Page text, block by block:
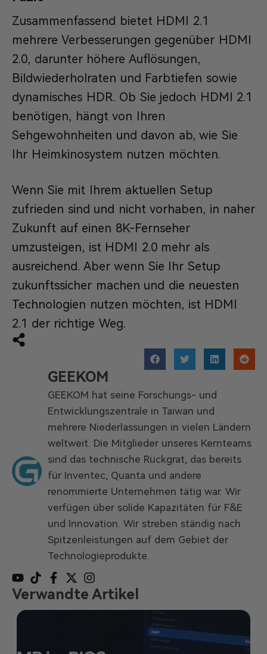
Zusammenfassend bietet HDMI 2.1
mehrere Verbesserungen gegenüber HDMI
2.0, darunter höhere Auflösungen,
Bildwiederholraten und Farbtiefen sowie
dynamisches HDR. Ob Sie jedoch HDMI 2.1
benötigen, hängt von Ihren
Sehgewohnheiten und davon ab, wie Sie
Ihr Heimkinosystem nutzen möchten.
Wenn Sie mit Ihrem aktuellen Setup
zufrieden sind und nicht vorhaben, in naher
Zukunft auf einen 8K-Fernseher
umzusteigen, ist HDMI 2.0 mehr als
ausreichend. Aber wenn Sie Ihr Setup
zukunftssicher machen und die neuesten
Technologien nutzen möchten, ist HDMI
2.1 der richtige Weg.
GEEKOM
GEEKOM hat seine Forschungs- und
Entwicklungszentrale in Taiwan und
mehrere Niederlassungen in vielen Ländern
weltweit. Die Mitglieder unseres Kernteams
sind das technische Rückgrat, das bereits
für Inventec, Quanta und andere
renommierte Unternehmen tätig war. Wir
verfügen über solide Kapazitäten für F&E
und Innovation. Wir streben ständig nach
Spitzenleistungen auf dem Gebiet der
Technologieprodukte.
Verwandte Artikel